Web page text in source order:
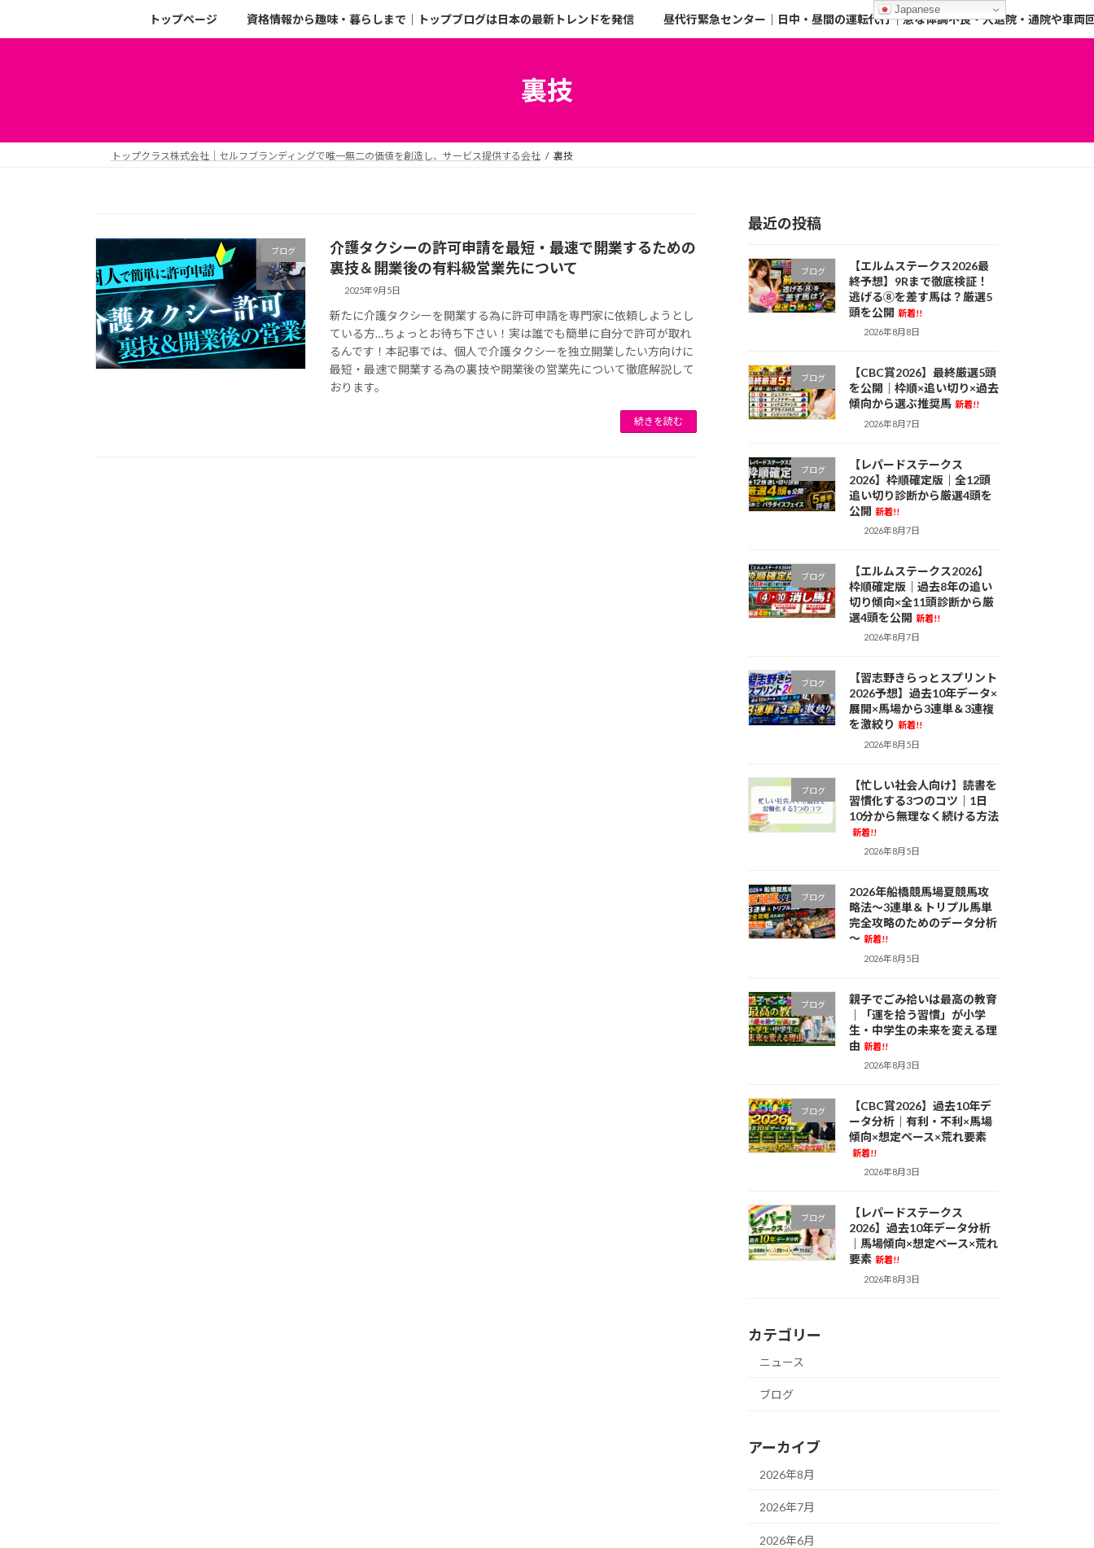
トップページ 資格情報から趣味・暮らしまで｜トップブログは日本の最新トレンドを発信 昼代行緊急センター｜日中・昼間の運転代行｜急な体調不良・入退院・通院や車両
裏技
トップクラス株式会社｜セルフブランディングで唯一無二の価値を創造し、サービス提供する会社 裏技
ブログ
介護タクシーの許可申請を最短・最速で開業するための
裏技＆開業後の有料級営業先について
2025年9月5日
新たに介護タクシーを開業する為に許可申請を専門家に依頼しようとし
ている方…ちょっとお待ち下さい！実は誰でも簡単に自分で許可が取れ
るんです！本記事では、個人で介護タクシーを独立開業したい方向けに
最短・最速で開業する為の裏技や開業後の営業先について徹底解説して
おります。
続きを読む
最近の投稿
ブログ
【エルムステークス2026最
終予想】9Rまで徹底検証！
逃げる⑧を差す馬は？厳選5
頭を公開 新着!!
2026年8月8日
ブログ
【CBC賞2026】最終厳選5頭
を公開｜枠順×追い切り×過去
傾向から選ぶ推奨馬 新着!!
2026年8月7日
ブログ
【レパードステークス
2026】枠順確定版｜全12頭
追い切り診断から厳選4頭を
公開 新着!!
2026年8月7日
ブログ
【エルムステークス2026】
枠順確定版｜過去8年の追い
切り傾向×全11頭診断から厳
選4頭を公開 新着!!
2026年8月7日
ブログ
【習志野きらっとスプリント
2026予想】過去10年データ×
展開×馬場から3連単＆3連複
を激絞り 新着!!
2026年8月5日
ブログ
【忙しい社会人向け】読書を
習慣化する3つのコツ｜1日
10分から無理なく続ける方法
新着!!
2026年8月5日
ブログ
2026年船橋競馬場夏競馬攻
略法～3連単＆トリプル馬単
完全攻略のためのデータ分析
～ 新着!!
2026年8月5日
ブログ
親子でごみ拾いは最高の教育
｜「運を拾う習慣」が小学
生・中学生の未来を変える理
由 新着!!
2026年8月3日
ブログ
【CBC賞2026】過去10年デ
ータ分析｜有利・不利×馬場
傾向×想定ペース×荒れ要素
新着!!
2026年8月3日
ブログ
【レパードステークス
2026】過去10年データ分析
｜馬場傾向×想定ペース×荒れ
要素 新着!!
2026年8月3日
カテゴリー
ニュース
ブログ
アーカイブ
2026年8月
2026年7月
2026年6月
Japanese